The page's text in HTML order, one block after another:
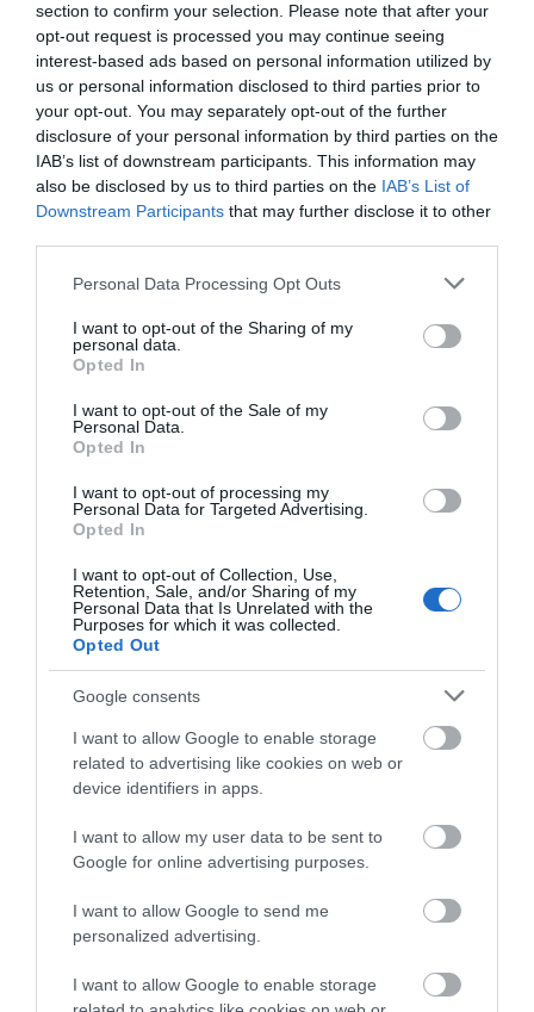
section to confirm your selection. Please note that after your
opt-out request is processed you may continue seeing
interest-based ads based on personal information utilized by
us or personal information disclosed to third parties prior to
your opt-out. You may separately opt-out of the further
disclosure of your personal information by third parties on the
IAB’s list of downstream participants. This information may
also be disclosed by us to third parties on the IAB’s List of
Downstream Participants that may further disclose it to other
Please note that this website/app uses one or more Google
not limited to your visit or usage behaviour. You may click to
grant or deny consent to Google and its third-party tags to
use your data for below specified purposes in below Google
consent section.
Personal Data Processing Opt Outs
I want to opt-out of the Sharing of my
personal data.
Opted In
I want to opt-out of the Sale of my
Personal Data.
Opted In
I want to opt-out of processing my
Personal Data for Targeted Advertising.
Opted In
I want to opt-out of Collection, Use,
Retention, Sale, and/or Sharing of my
Personal Data that Is Unrelated with the
Purposes for which it was collected.
Opted Out
Google consents
I want to allow Google to enable storage
related to advertising like cookies on web or
device identifiers in apps.
I want to allow my user data to be sent to
Google for online advertising purposes.
I want to allow Google to send me
personalized advertising.
I want to allow Google to enable storage
Δείτε τι έκανε Δήμος της Εύβοιας
για τις φωτιές
07.08.2026 | 20:00
Μητέρα και γιος οι νεκροί από τη
σύγκρουση αυτοκινήτου με
φορτηγό
Ράγισαν καρδιές στην Εύβοια: Το
επιχειρηματία
07.08.2026 | 19:10
Νέο επίδομα 600 ευρώ για
σπουδαστές: Οι δικαιούχοι
Αυτός ο δήμος της Εύβοιας πάει
ανεμογεννήτριες
07.08.2026 | 18:40
Τραγική κατάληξη είχε η
θαλάσσια εκδρομή για 57χρονο
τουρίστα
07.08.2026 | 18:20
Βαρύ πένθος για τον εκπαιδευτικό
07.08.2026 | 18:00
Αυτοψία στα καμένα: 37 σπίτια
κρίθηκαν κατεδαφιστέα στο
07.08.2026 | 17:40
Ο καιρός αλλάζει
πρόσωπο: Έρχονται
θυελλώδη μελτέμια
Νέο τροχαίο με υλικές
ζημιές
Μητέρα και γιος οι
νεκροί από τη
αυτοκινήτου με
φορτηγό
Τραγική κατάληξη είχε
Αυτοψία στα καμένα:
37 σπίτια κρίθηκαν
κατεδαφιστέα στο
Οδηγός λεωφορείου
υπέστη καρδιακό
επεισόδιο ενώ